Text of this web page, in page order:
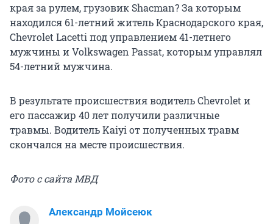
края за рулем, грузовик Shacman? За которым
находился 61-летний житель Краснодарского края,
Chevrolet Lacetti под управлением 41-летнего
мужчины и Volkswagen Passat, которым управлял
54-летний мужчина.
В результате происшествия водитель Chevrolet и
его пассажир 40 лет получили различные
травмы. Водитель Kaiyi от полученных травм
скончался на месте происшествия.
Фото с сайта МВД
Александр Мойсеюк